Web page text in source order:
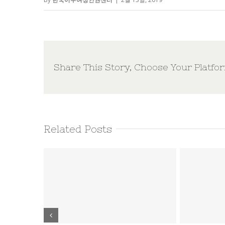
Share This Story, Choose Your
Related Posts